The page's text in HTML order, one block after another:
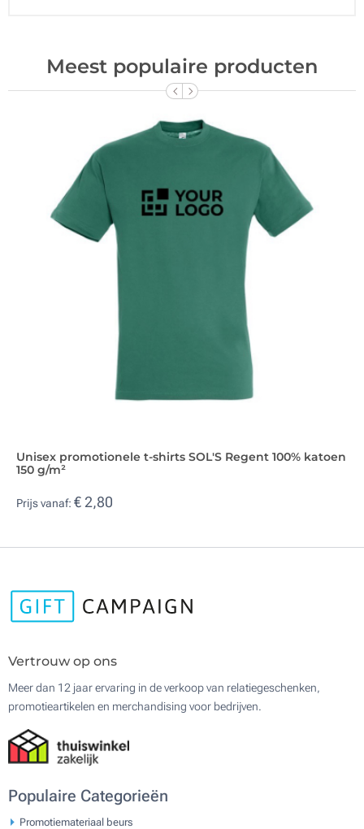
Meest populaire producten
Unisex promotionele t-shirts SOL'S Regent 100% katoen
150 g/m²
Prijs vanaf: € 2,80
Vertrouw op ons
Meer dan 12 jaar ervaring in de verkoop van relatiegeschenken,
promotieartikelen en merchandising voor bedrijven.
Populaire Categorieën
Promotiemateriaal beurs